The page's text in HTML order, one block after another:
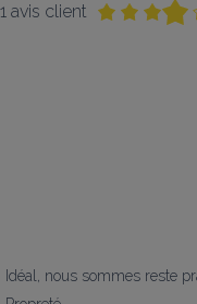
1 avis client
Idéal, nous sommes reste